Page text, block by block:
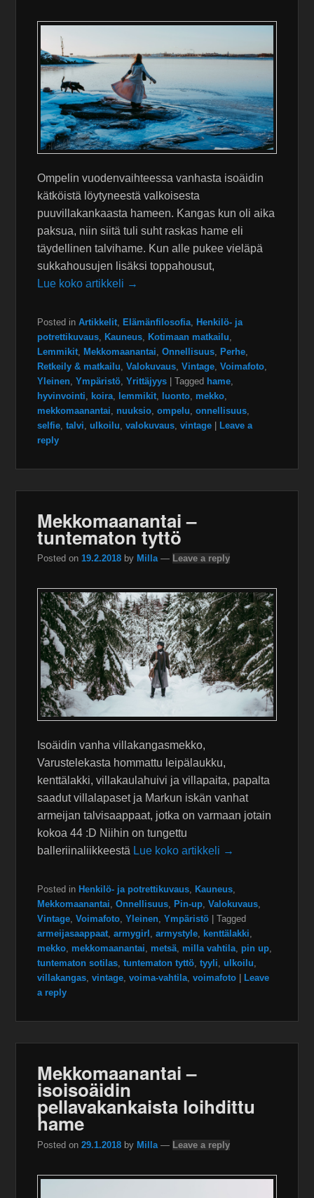
Ompelin vuodenvaihteessa vanhasta isoäidin
kätköistä löytyneestä valkoisesta
puuvillakankaasta hameen. Kangas kun oli aika
paksua, niin siitä tuli suht raskas hame eli
täydellinen talvihame. Kun alle pukee vieläpä
sukkahousujen lisäksi toppahousut,
Lue koko artikkeli →
Posted in Artikkelit Elämänfilosofia Henkilö- ja
potrettikuvaus Kauneus Kotimaan matkailu
Lemmikit Mekkomaanantai ,Onnellisuus Perhe
Retkeily & matkailu ,Valokuvaus ,Vintage ,Voimafoto
Yleinen ,Ympäristö ,Yrittäjyys |Tagged hame
hyvinvointi
koira lemmikit luonto mekko
mekkomaanantai
nuuksio ,ompelu ,onnellisuus
selfie ,talvi ,ulkoilu ,valokuvaus ,vintage | Leave a
reply
Mekkomaanantai –
tuntematon tyttö
Posted on19.2.2018 by Milla — Leave a reply
Isoäidin vanha villakangasmekko,
Varustelekasta hommattu leipälaukku,
kenttälakki, villakaulahuivi ja villapaita, papalta
saadut villalapaset ja Markun iskän vanhat
armeijan talvisaappaat, jotka on varmaan jotain
kokoa 44 :D Niihin on tungettu
balleriinaliikkeestä Lue koko artikkeli →
Posted in Henkilö- ja potrettikuvaus Kauneus
Mekkomaanantai ,Onnellisuus Pin-up ,Valokuvaus
Vintage ,Voimafoto ,Yleinen ,Ympäristö |Tagged
armeijasaappaat ,armygirl ,armystyle kenttälakki
mekko mekkomaanantai metsä milla vahtila pin up
tuntematon sotilas ,tuntematon tyttö ,tyyli ,ulkoilu
villakangas ,vintage ,voima-vahtila ,voimafoto
Leave
a reply
Mekkomaanantai –
isoisoäidin
pellavakankaista loihdittu
hame
Posted on29.1.2018 by Milla — Leave a reply